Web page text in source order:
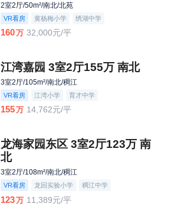
2室2厅/50m²/南北/北苑
VR看房 黄杨梅小学 绣湖中学
160万 32,000元/平
江湾嘉园 3室2厅155万 南北
3室2厅/105m²/南北/稠江
VR看房 江湾小学 育才中学
155万 14,762元/平
龙海家园东区 3室2厅123万 南
北
3室2厅/108m²/南北/稠江
VR看房 龙回实验小学 稠江中学
123万 11,389元/平